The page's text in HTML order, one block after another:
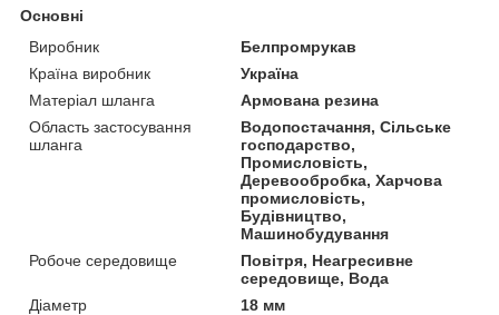
Основні
Виробник
Белпромрукав
Країна виробник
Україна
Матеріал шланга
Армована резина
Область застосування
шланга
Водопостачання, Сільське
господарство,
Промисловість,
Деревообробка, Харчова
промисловість,
Будівництво,
Машинобудування
Робоче середовище
Повітря, Неагресивне
середовище, Вода
Діаметр
18 мм